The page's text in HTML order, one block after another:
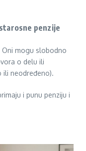
penzije
mogu slobodno
o delu ili
ili neodređeno).
i punu penziju i